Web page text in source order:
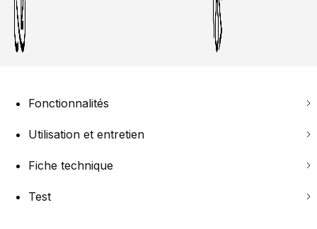
Fonctionnalités
Utilisation et entretien
Fiche technique
Test